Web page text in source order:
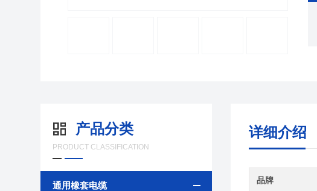
产品分类
PRODUCT CLASSIFICATION
通用橡套电缆
详细介绍
品牌